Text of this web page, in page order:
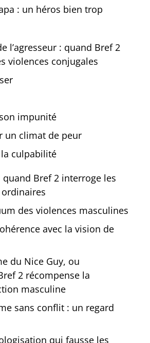
: un héros bien trop
l’agresseur : quand Bref 2
violences conjugales
impunité
un climat de peur
culpabilité
quand Bref 2 interroge les
des violences masculines
avec la vision de
du Nice Guy, ou
2 récompense la
masculine
sans conflit : un regard
qui fausse les